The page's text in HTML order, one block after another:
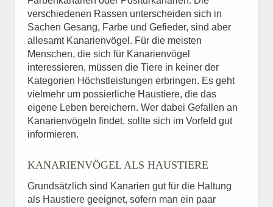
verschiedenen Rassen unterscheiden sich in
Sachen Gesang, Farbe und Gefieder, sind aber
allesamt Kanarienvögel. Für die meisten
Menschen, die sich für Kanarienvögel
interessieren, müssen die Tiere in keiner der
Kategorien Höchstleistungen erbringen. Es geht
vielmehr um possierliche Haustiere, die das
eigene Leben bereichern. Wer dabei Gefallen an
Kanarienvögeln findet, sollte sich im Vorfeld gut
informieren.
KANARIENVÖGEL ALS HAUSTIERE
Grundsätzlich sind Kanarien gut für die Haltung
als Haustiere geeignet, sofern man ein paar